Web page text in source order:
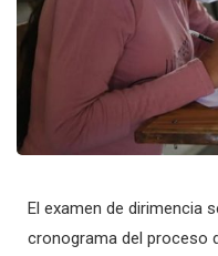
El examen de dirimencia
cronograma del proceso